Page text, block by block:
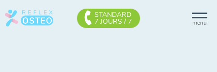
menu
STANDARD
7 JOURS / 7